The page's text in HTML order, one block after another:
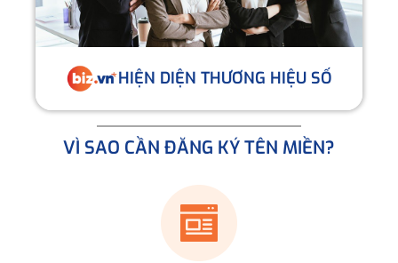
HIỆN DIỆN THƯƠNG HIỆU SỐ
VÌ SAO CẦN ĐĂNG KÝ TÊN MIỀN?